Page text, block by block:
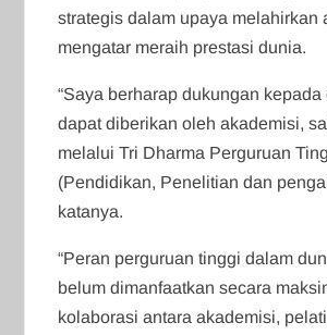
strategis dalam upaya melahirkan
mengatar meraih prestasi dunia.
“Saya berharap dukungan kepada
dapat diberikan oleh akademisi,
melalui Tri Dharma Perguruan
(Pendidikan, Penelitian dan
katanya.
“Peran perguruan tinggi dalam
belum dimanfaatkan secara
kolaborasi antara akademisi,